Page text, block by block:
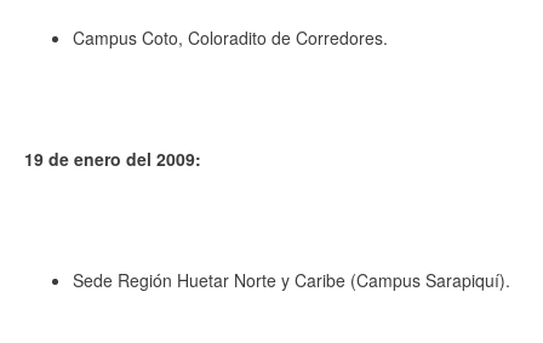
Campus Coto, Coloradito de Corredores.
19 de enero del 2009:
Sede Región Huetar Norte y Caribe (Campus Sarapiquí).